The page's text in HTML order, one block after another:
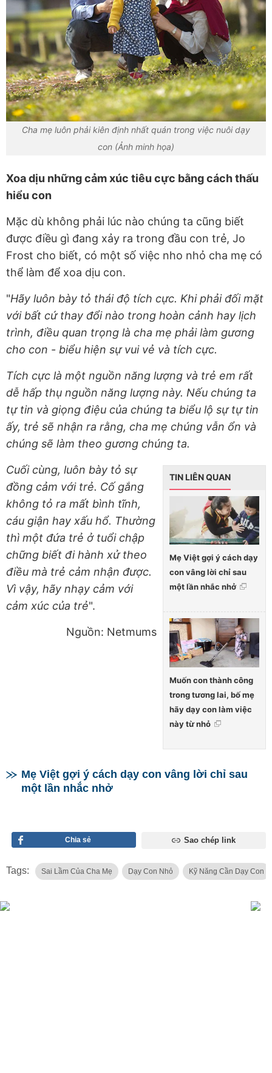
Cha mẹ luôn phải kiên định nhất quán trong việc nuôi dạy
con (Ảnh minh họa)
Xoa dịu những cảm xúc tiêu cực bằng cách thấu
hiểu con
Mặc dù không phải lúc nào chúng ta cũng biết
được điều gì đang xảy ra trong đầu con trẻ, Jo
Frost cho biết, có một số việc nho nhỏ cha mẹ có
thể làm để xoa dịu con.
"Hãy luôn bày tỏ thái độ tích cực. Khi phải đối mặt
với bất cứ thay đổi nào trong hoàn cảnh hay lịch
trình, điều quan trọng là cha mẹ phải làm gương
cho con - biểu hiện sự vui vẻ và tích cực.
Tích cực là một nguồn năng lượng và trẻ em rất
dễ hấp thụ nguồn năng lượng này. Nếu chúng ta
tự tin và giọng điệu của chúng ta biểu lộ sự tự tin
ấy, trẻ sẽ nhận ra rằng, cha mẹ chúng vẫn ổn và
chúng sẽ làm theo gương chúng ta.
TIN LIÊN QUAN
Mẹ Việt gợi ý cách dạy
con vâng lời chỉ sau
một lần nhắc nhở
Muốn con thành công
trong tương lai, bố mẹ
hãy dạy con làm việc
này từ nhỏ
Cuối cùng, luôn bày tỏ sự
đồng cảm với trẻ. Cố gắng
không tỏ ra mất bình tĩnh,
cáu giận hay xấu hổ. Thường
thì một đứa trẻ ở tuổi chập
chững biết đi hành xử theo
điều mà trẻ cảm nhận được.
Vì vậy, hãy nhạy cảm với
cảm xúc của trẻ".
Nguồn: Netmums
Mẹ Việt gợi ý cách dạy con vâng lời chỉ sau
một lần nhắc nhở
Chia sẻ Sao chép link
Tags: Sai Lầm Của Cha Mẹ Dạy Con Nhỏ Kỹ Năng Cần Dạy Con